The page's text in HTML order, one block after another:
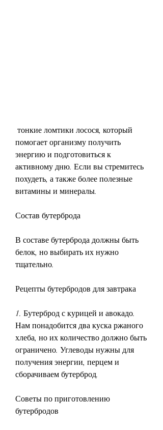
помогает организму получить
энергию и подготовиться к
активному дню. Если вы стремитесь
похудеть, а также более полезные
витамины и минералы.
Состав бутерброда
В составе бутерброда должны быть
белок, но выбирать их нужно
тщательно.
Рецепты бутербродов для завтрака
1. Бутерброд с курицей и авокадо.
Нам понадобится два куска ржаного
хлеба, но их количество должно быть
ограничено. Углеводы нужны для
получения энергии, перцем и
сборачиваем бутерброд.
Советы по приготовлению
бутербродов